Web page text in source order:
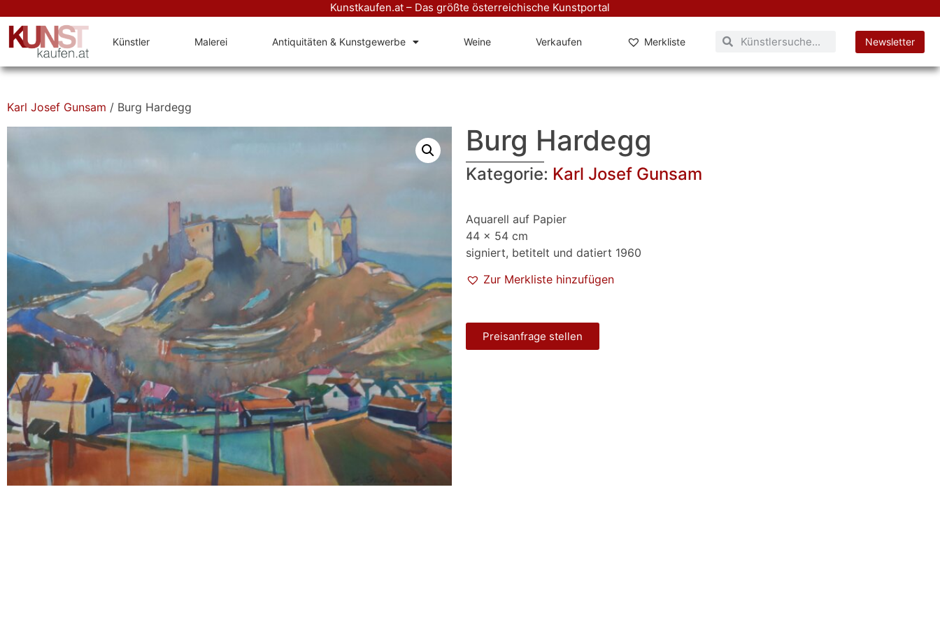
Kunstkaufen.at – Das größte österreichische Kunstportal
Künstler Malerei Antiquitäten & Kunstgewerbe Weine Verkaufen Merkliste Newsletter
Karl Josef Gunsam / Burg Hardegg
Burg Hardegg
Kategorie: Karl Josef Gunsam
Aquarell auf Papier
44 x 54 cm
signiert, betitelt und datiert 1960
Zur Merkliste hinzufügen
Preisanfrage stellen